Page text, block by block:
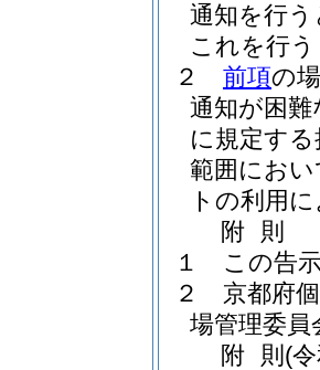
通知を行
これを行
２
前項の
通知が困
に規定す
範囲におい
トの利用
附 則
１
この告
２
京都府
場管理委員
附 則 (